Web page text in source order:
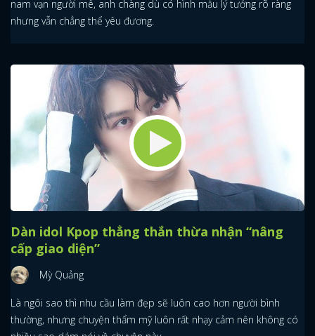
nam vạn người mê, anh chàng dù có hình mẫu lý tưởng rõ ràng
nhưng vẫn chẳng thể yêu đương.
Dàn idol Kpop thẳng thắn thừa nhận “nâng
cấp giao diện”
Mỳ Quảng
Là ngôi sao thì nhu cầu làm đẹp sẽ luôn cao hơn người bình
thường, nhưng chuyện thẩm mỹ luôn rất nhạy cảm nên không có